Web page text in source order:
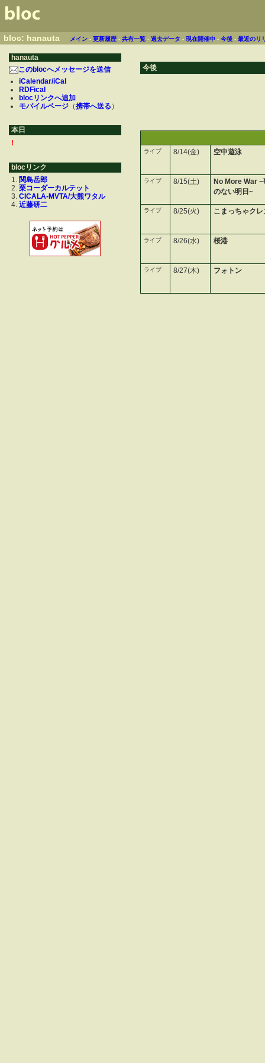
bloc: hanauta メイン -更新履歴 -共有一覧 -過去データ -現在開催中 -今後 -最近のリ
hanauta
このblocへメッセージを送信
iCalendar/iCal
RDFical
blocリンクへ追加
モバイルページ（携帯へ送る ）
本日
！
blocリンク
関島岳郎
栗コーダーカルテット
CICALA-MVTA/大熊ワタル
近藤研二
今後
ライブ 8/14(金) 空中遊泳
ライブ 8/15(土)
No More War
のない明日~
ライブ 8/25(火) こまっちゃクレ
ライブ 8/26(水) 桜港
ライブ 8/27(木) フォトン